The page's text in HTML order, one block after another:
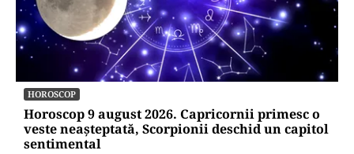
HOROSCOP
Horoscop 9 august 2026. Capricornii primesc o
veste neașteptată, Scorpionii deschid un capitol
sentimental